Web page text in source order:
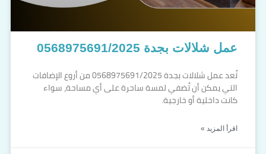
عمل شلالات بجدة 0568975691/2025
تُعد عمل شلالات بجدة 0568975691/2025 من أروع الإضافات
التي يمكن أن تُضفي لمسة ساحرة على أي مساحة، سواء
كانت داخلية أو خارجية.
اقرأ المزيد »